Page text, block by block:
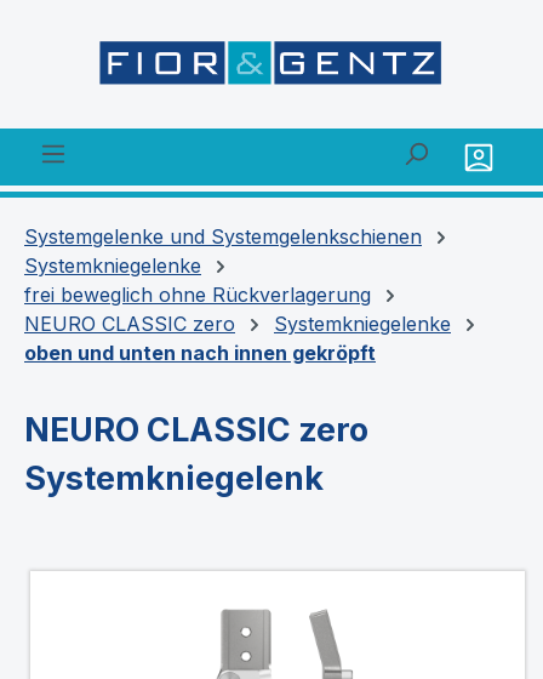
Systemgelenke und Systemgelenkschienen
Systemkniegelenke
frei beweglich ohne Rückverlagerung
NEURO CLASSIC zero
Systemkniegelenke
oben und unten nach innen gekröpft
NEURO CLASSIC zero
Systemkniegelenk